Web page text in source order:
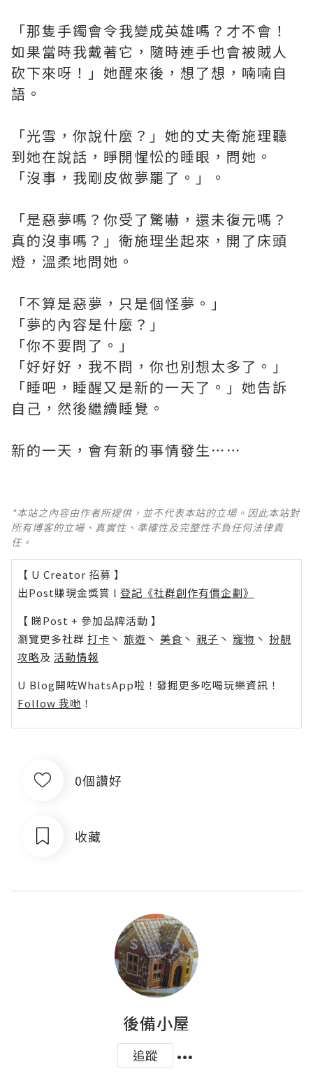
「那隻手鐲會令我變成英雄嗎？才不會！
如果當時我戴著它，隨時連手也會被賊人
砍下來呀！」她醒來後，想了想，喃喃自
語。
「光雪，你說什麼？」她的丈夫衛施理聽
到她在說話，睜開惺忪的睡眼，問她。
「沒事，我剛皮做夢罷了。」。
「是惡夢嗎？你受了驚嚇，還未復元嗎？
真的沒事嗎？」衛施理坐起來，開了床頭
燈，溫柔地問她。
「不算是惡夢，只是個怪夢。」
「夢的內容是什麼？」
「你不要問了。」
「好好好，我不問，你也別想太多了。」
「睡吧，睡醒又是新的一天了。」她告訴
自己，然後繼續睡覺。
新的一天，會有新的事情發生⋯⋯
*本站之內容由作者所提供，並不代表本站的立場。因此本站對
所有博客的立場、真實性、準確性及完整性不負任何法律責
任。
【 U Creator 招募 】
出Post賺現金獎賞 l 登記《社群創作有價企劃》
【 睇Post + 參加品牌活動 】
瀏覽更多社群 打卡 丶 旅遊 丶 美食 丶 親子 丶 寵物 丶 扮靚
攻略及 活動情報
U Blog開咗WhatsApp啦！發掘更多吃喝玩樂資訊！
Follow 我哋 ！
0個讚好
收藏
後備小屋
追蹤